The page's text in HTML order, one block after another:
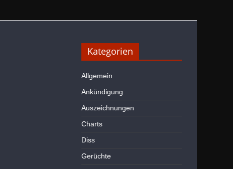
Kategorien
Allgemein
Ankündigung
Auszeichnungen
Charts
Diss
Gerüchte